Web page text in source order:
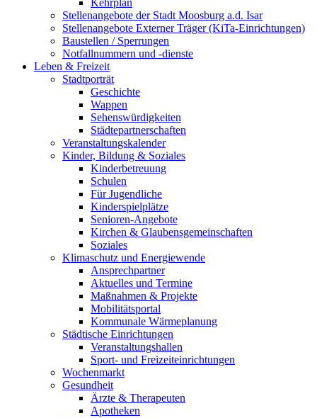
Kehrplan
Stellenangebote der Stadt Moosburg a.d. Isar
Stellenangebote Externer Träger (KiTa-Einrichtungen)
Baustellen / Sperrungen
Notfallnummern und -dienste
Leben & Freizeit
Stadtporträt
Geschichte
Wappen
Sehenswürdigkeiten
Städtepartnerschaften
Veranstaltungskalender
Kinder, Bildung & Soziales
Kinderbetreuung
Schulen
Für Jugendliche
Kinderspielplätze
Senioren-Angebote
Kirchen & Glaubensgemeinschaften
Soziales
Klimaschutz und Energiewende
Ansprechpartner
Aktuelles und Termine
Maßnahmen & Projekte
Mobilitätsportal
Kommunale Wärmeplanung
Städtische Einrichtungen
Veranstaltungshallen
Sport- und Freizeiteinrichtungen
Wochenmarkt
Gesundheit
Ärzte & Therapeuten
Apotheken